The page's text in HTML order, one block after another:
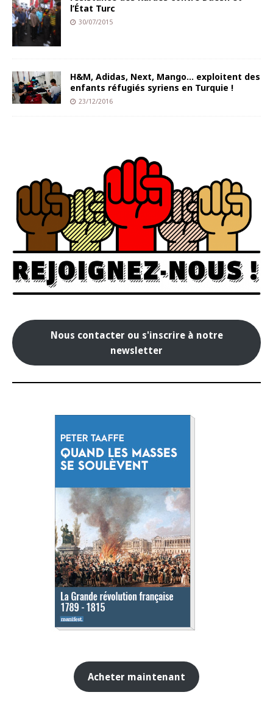
l’État Turc
30/07/2015
H&M, Adidas, Next, Mango… exploitent des
enfants réfugiés syriens en Turquie !
23/12/2016
Nous contacter ou s'inscrire à notre
newsletter
Acheter maintenant